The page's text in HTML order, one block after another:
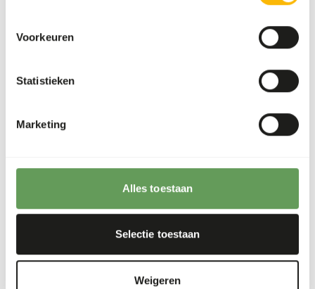
Voorkeuren
Statistieken
Marketing
Alles toestaan
Selectie toestaan
Weigeren
Ook interessant
emmer